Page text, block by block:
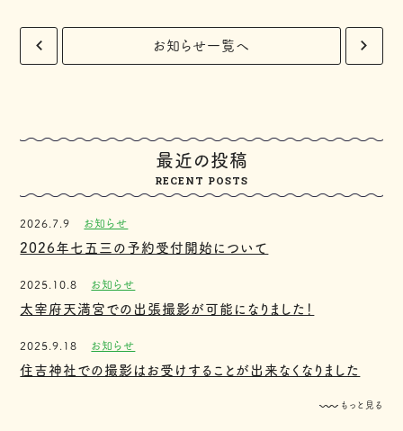
お知らせ一覧へ
最近の投稿
RECENT POSTS
2026.7.9 お知らせ
2026年七五三の予約受付開始について
2025.10.8 お知らせ
太宰府天満宮での出張撮影が可能になりました！
2025.9.18 お知らせ
住吉神社での撮影はお受けすることが出来なくなりました
もっと見る